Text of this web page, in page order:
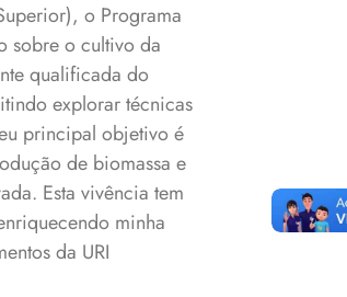
o Programa
sobre o cultivo da
qualificada do
explorar técnicas
principal objetivo é
de biomassa e
Esta vivência tem
minha
da URI